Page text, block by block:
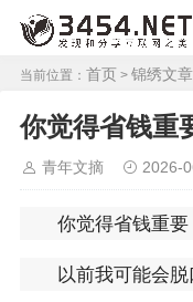
当前位置： 首页 > 锦绣文章
你觉得省钱重
青年文摘 2026-
你觉得省钱重
以前我可能会脱